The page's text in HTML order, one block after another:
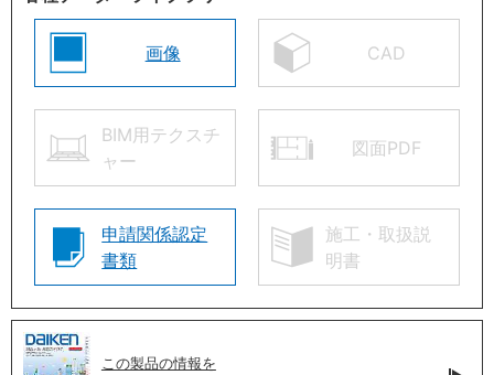
画像 CAD
BIM用テクスチ
ャー
図面PDF
申請関係認定
書類
施工・取扱説
明書
この製品の情報を